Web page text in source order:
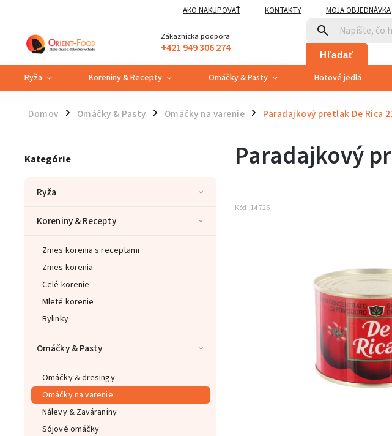
AKO NAKUPOVAŤ KONTAKTY MOJA OBJEDNÁVKA
Zákaznícka podpora:
+421 949 306 274 Hľadať
Ryža Koreniny & Recepty Omáčky & Pasty Hotové jedlá
Domov / Omáčky & Pasty / Omáčky na varenie / Paradajkový pretlak De Rica
Kategórie
Ryža
Koreniny & Recepty
Zmes korenia s receptami
Zmes korenia
Celé korenie
Mleté korenie
Bylinky
Omáčky & Pasty
Omáčky & dresingy
Omáčky na varenie
Nálevy & Zaváraniny
Sójové omáčky
Paradajkový
Kód: 14726